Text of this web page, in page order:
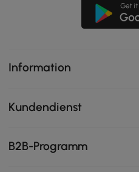
Laden Sie alle Ihre Geräte
kabelgebundenen Optionen
Information
Kundendienst
B2B-Programm